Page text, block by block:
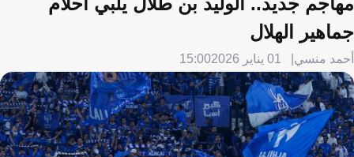
جماهير الهلال
أحمد منسي 01 يناير 2026 15:00